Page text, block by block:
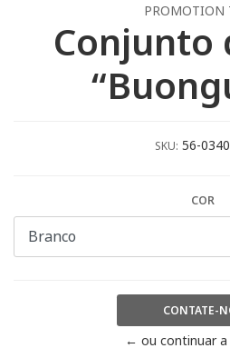
PROMOTION
Conjunto
SKU: 56-
COR
CONTATE-
← ou continuar